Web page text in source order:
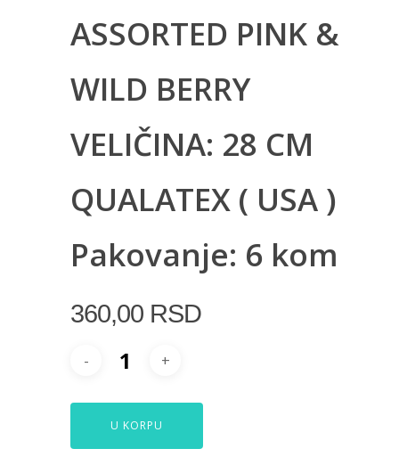
ASSORTED PINK &
WILD BERRY
VELIČINA: 28 CM
QUALATEX ( USA )
Pakovanje: 6 kom
360,00 RSD
U KORPU